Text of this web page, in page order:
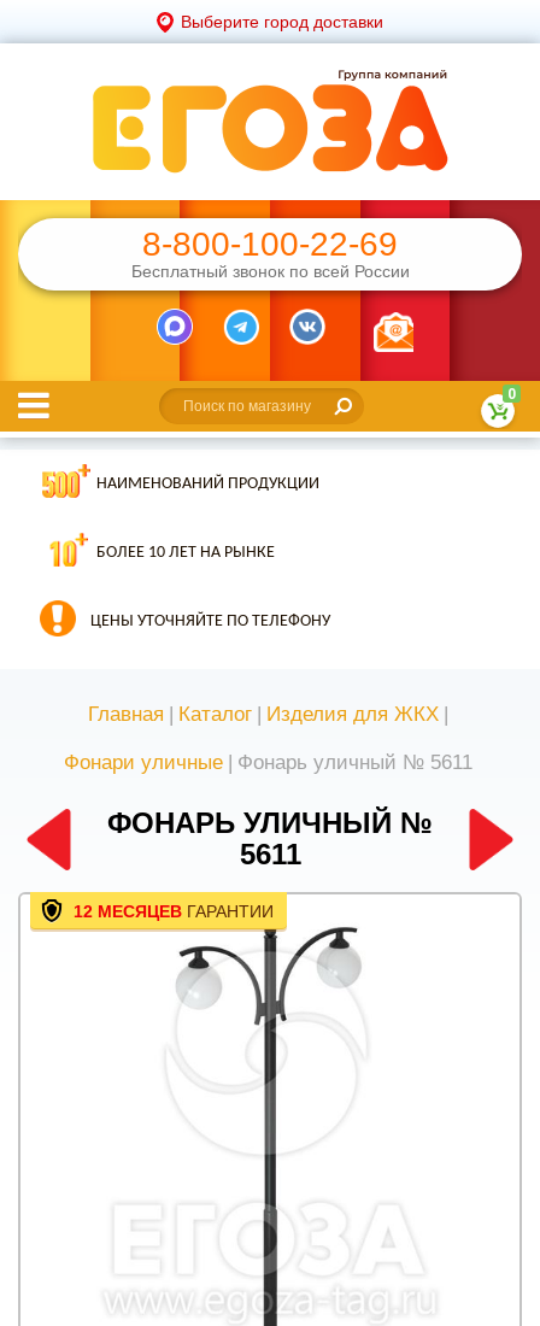
Выберите город доставки
8-800-100-22-69
Бесплатный звонок по всей России
0
НАИМЕНОВАНИЙ ПРОДУКЦИИ
БОЛЕЕ 10 ЛЕТ НА РЫНКЕ
ЦЕНЫ УТОЧНЯЙТЕ ПО ТЕЛЕФОНУ
Главная | Каталог | Изделия для ЖКХ |
Фонари уличные | Фонарь уличный № 5611
ФОНАРЬ УЛИЧНЫЙ №
5611
12 МЕСЯЦЕВ ГАРАНТИИ